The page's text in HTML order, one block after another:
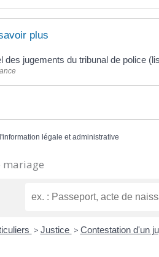
plus
des jugements du tribunal de police
légale et administrative
mariage
> Justice > Contestation d'un